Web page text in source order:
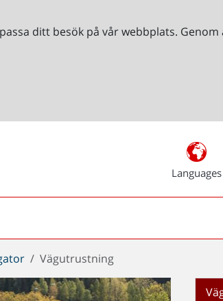
ditt besök på vår webbplats.
Languages
Vägutrustning